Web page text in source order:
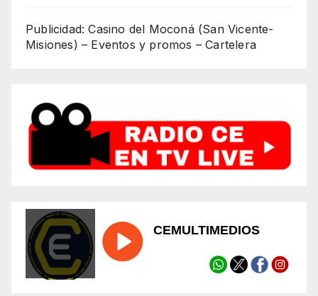
Publicidad: Casino del Moconá (San Vicente-
Misiones) – Eventos y promos – Cartelera